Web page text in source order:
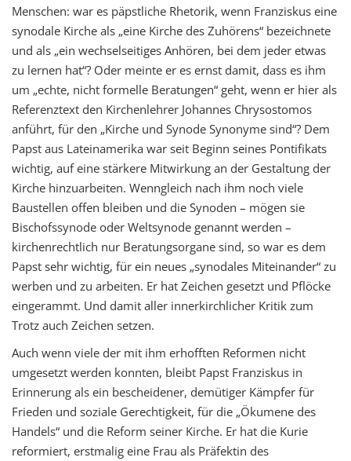
Menschen: war es päpstliche Rhetorik, wenn Franziskus eine
synodale Kirche als „eine Kirche des Zuhörens“ bezeichnete
und als „ein wechselseitiges Anhören, bei dem jeder etwas
zu lernen hat“? Oder meinte er es ernst damit, dass es ihm
um „echte, nicht formelle Beratungen“ geht, wenn er hier als
Referenztext den Kirchenlehrer Johannes Chrysostomos
anführt, für den „Kirche und Synode Synonyme sind“? Dem
Papst aus Lateinamerika war seit Beginn seines Pontifikats
wichtig, auf eine stärkere Mitwirkung an der Gestaltung der
Kirche hinzuarbeiten. Wenngleich nach ihm noch viele
Baustellen offen bleiben und die Synoden – mögen sie
Bischofssynode oder Weltsynode genannt werden –
kirchenrechtlich nur Beratungsorgane sind, so war es dem
Papst sehr wichtig, für ein neues „synodales Miteinander“ zu
werben und zu arbeiten. Er hat Zeichen gesetzt und Pflöcke
eingerammt. Und damit aller innerkirchlicher Kritik zum
Trotz auch Zeichen setzen.
Auch wenn viele der mit ihm erhofften Reformen nicht
umgesetzt werden konnten, bleibt Papst Franziskus in
Erinnerung als ein bescheidener, demütiger Kämpfer für
Frieden und soziale Gerechtigkeit, für die „Ökumene des
Handels“ und die Reform seiner Kirche. Er hat die Kurie
reformiert, erstmalig eine Frau als Präfektin des